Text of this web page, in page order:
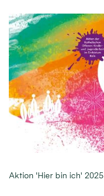
Aktion 'Hier bin ich' 2025